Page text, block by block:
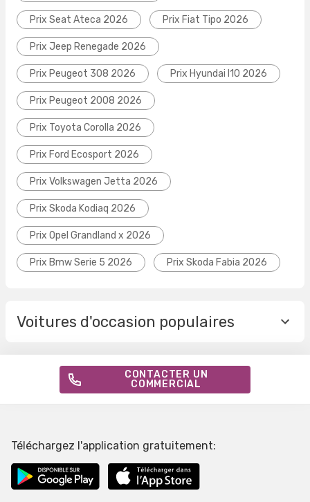
Prix Seat Ateca 2026 Prix Fiat Tipo 2026
Prix Jeep Renegade 2026
Prix Peugeot 308 2026 Prix Hyundai I10 2026
Prix Peugeot 2008 2026
Prix Toyota Corolla 2026
Prix Ford Ecosport 2026
Prix Volkswagen Jetta 2026
Prix Skoda Kodiaq 2026
Prix Opel Grandland x 2026
Prix Bmw Serie 5 2026 Prix Skoda Fabia 2026
Voitures d'occasion populaires
CONTACTER UN
COMMERCIAL
Téléchargez l'application gratuitement: